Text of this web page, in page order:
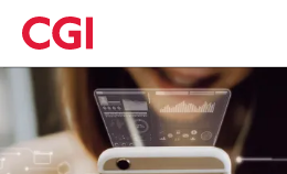
Skip
to
main
content